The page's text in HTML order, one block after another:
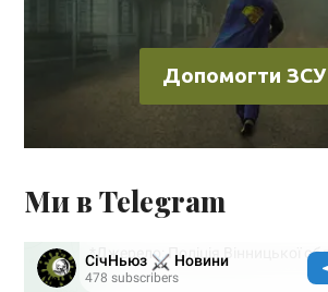
Допомогти ЗСУ
Ми в Telegram